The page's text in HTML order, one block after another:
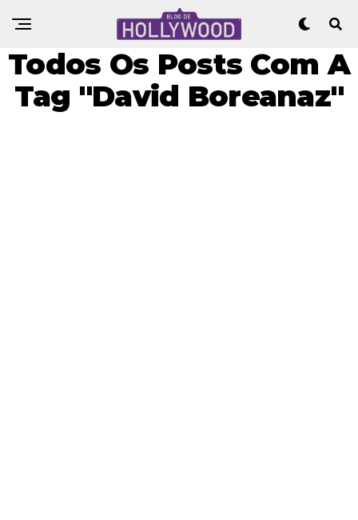
Todos Os Posts Com A
Tag "David Boreanaz"